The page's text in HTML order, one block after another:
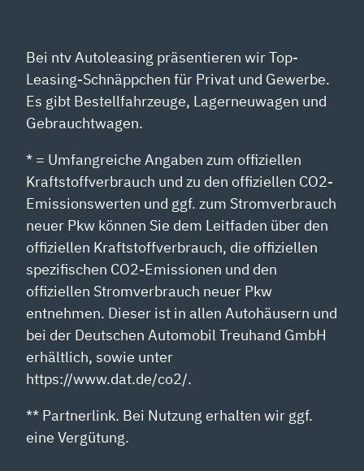
Bei ntv Autoleasing präsentieren wir Top-
Leasing-Schnäppchen für Privat und Gewerbe.
Es gibt Bestellfahrzeuge, Lagerneuwagen und
Gebrauchtwagen.
* = Umfangreiche Angaben zum offiziellen
Kraftstoffverbrauch und zu den offiziellen CO2-
Emissionswerten und ggf. zum Stromverbrauch
neuer Pkw können Sie dem Leitfaden über den
offiziellen Kraftstoffverbrauch, die offiziellen
spezifischen CO2-Emissionen und den
offiziellen Stromverbrauch neuer Pkw
entnehmen. Dieser ist in allen Autohäusern und
bei der Deutschen Automobil Treuhand GmbH
erhältlich, sowie unter
https://www.dat.de/co2/.
** Partnerlink. Bei Nutzung erhalten wir ggf.
eine Vergütung.